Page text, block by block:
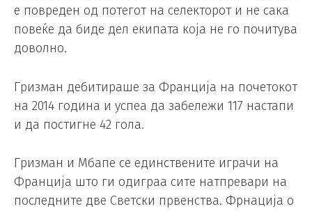
е повреден од потегот на селекторот и не сака
повеќе да биде дел екипата која не го почитува
доволно.
Гризман дебитираше за Франција на почетокот
на 2014 година и успеа да забележи 117 настапи
и да постигне 42 гола.
Гризман и Мбапе се единствените играчи на
Франција што ги одиграа сите натпревари на
последните две Светски првенства. Фрнација о